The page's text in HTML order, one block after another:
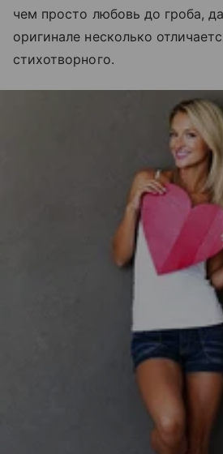
чем просто любовь до гроба,
оригинале несколько
стихотворного.